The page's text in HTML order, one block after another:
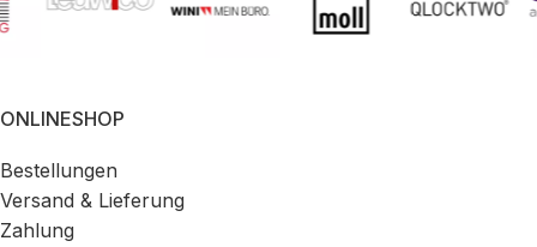
ONLINESHOP
Bestellungen
Versand & Lieferung
Zahlung